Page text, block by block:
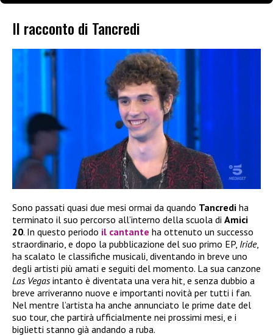
Il racconto di Tancredi
Sono passati quasi due mesi ormai da quando Tancredi ha
terminato il suo percorso all’interno della scuola di Amici
20. In questo periodo il cantante ha ottenuto un successo
straordinario, e dopo la pubblicazione del suo primo EP, Iride,
ha scalato le classifiche musicali, diventando in breve uno
degli artisti più amati e seguiti del momento. La sua canzone
Las Vegasintanto è diventata una vera hit, e senza dubbio a
breve arriveranno nuove e importanti novità per tutti i fan.
Nel mentre l’artista ha anche annunciato le prime date del
suo tour, che partirà ufficialmente nei prossimi mesi, e i
biglietti stanno già andando a ruba.